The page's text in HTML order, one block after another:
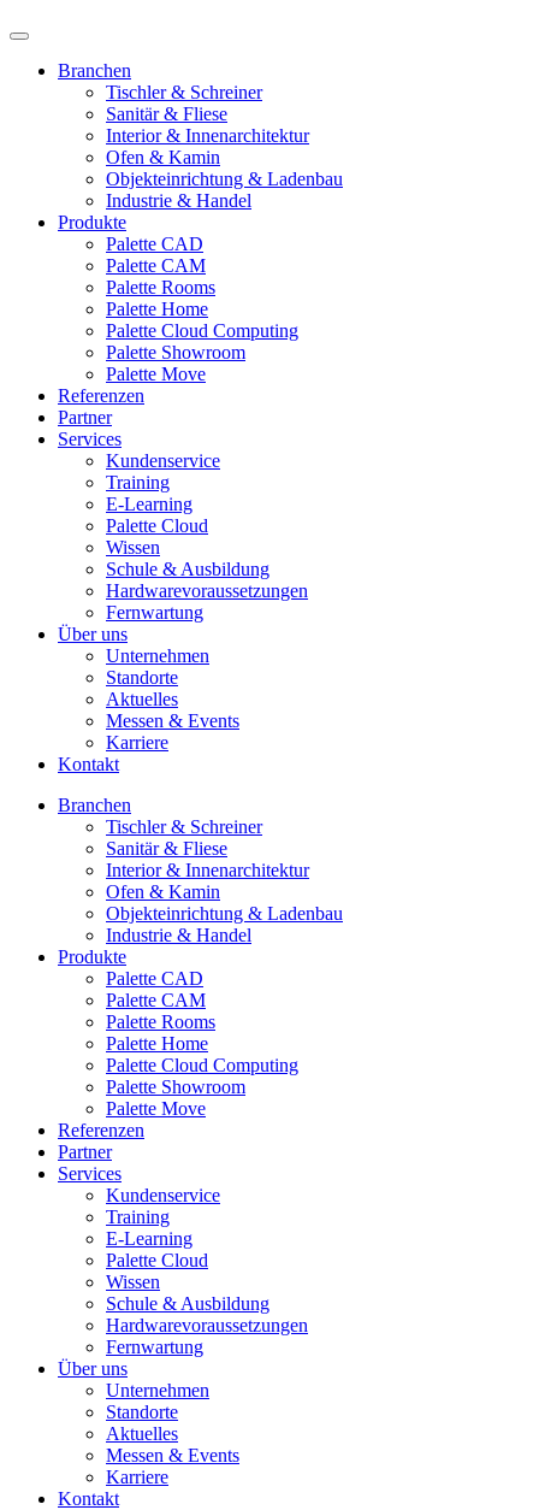
Branchen
Tischler & Schreiner
Sanitär & Fliese
Interior & Innenarchitektur
Ofen & Kamin
Objekteinrichtung & Ladenbau
Industrie & Handel
Produkte
Palette CAD
Palette CAM
Palette Rooms
Palette Home
Palette Cloud Computing
Palette Showroom
Palette Move
Referenzen
Partner
Services
Kundenservice
Training
E-Learning
Palette Cloud
Wissen
Schule & Ausbildung
Hardwarevoraussetzungen
Fernwartung
Über uns
Unternehmen
Standorte
Aktuelles
Messen & Events
Karriere
Kontakt
Branchen
Tischler & Schreiner
Sanitär & Fliese
Interior & Innenarchitektur
Ofen & Kamin
Objekteinrichtung & Ladenbau
Industrie & Handel
Produkte
Palette CAD
Palette CAM
Palette Rooms
Palette Home
Palette Cloud Computing
Palette Showroom
Palette Move
Referenzen
Partner
Services
Kundenservice
Training
E-Learning
Palette Cloud
Wissen
Schule & Ausbildung
Hardwarevoraussetzungen
Fernwartung
Über uns
Unternehmen
Standorte
Aktuelles
Messen & Events
Karriere
Kontakt